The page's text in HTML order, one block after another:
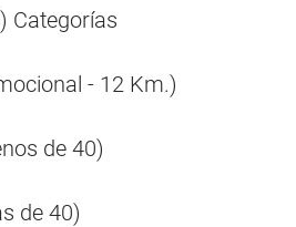
Categorías
- 12 Km.)
de 40)
de 40)